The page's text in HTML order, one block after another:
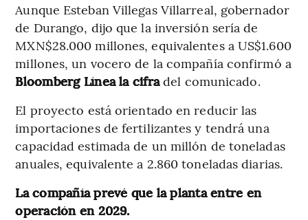
Aunque Esteban Villegas Villarreal, gobernador
de Durango, dijo que la inversión sería de
MXN$28.000 millones, equivalentes a US$1.600
millones, un vocero de la compañía confirmó a
Bloomberg Línea la cifradel comunicado.
El proyecto está orientado en reducir las
importaciones de fertilizantes y tendrá una
capacidad estimada de un millón de toneladas
anuales, equivalente a 2.860 toneladas diarias.
La compañía prevé que la planta entre en
operación en 2029.